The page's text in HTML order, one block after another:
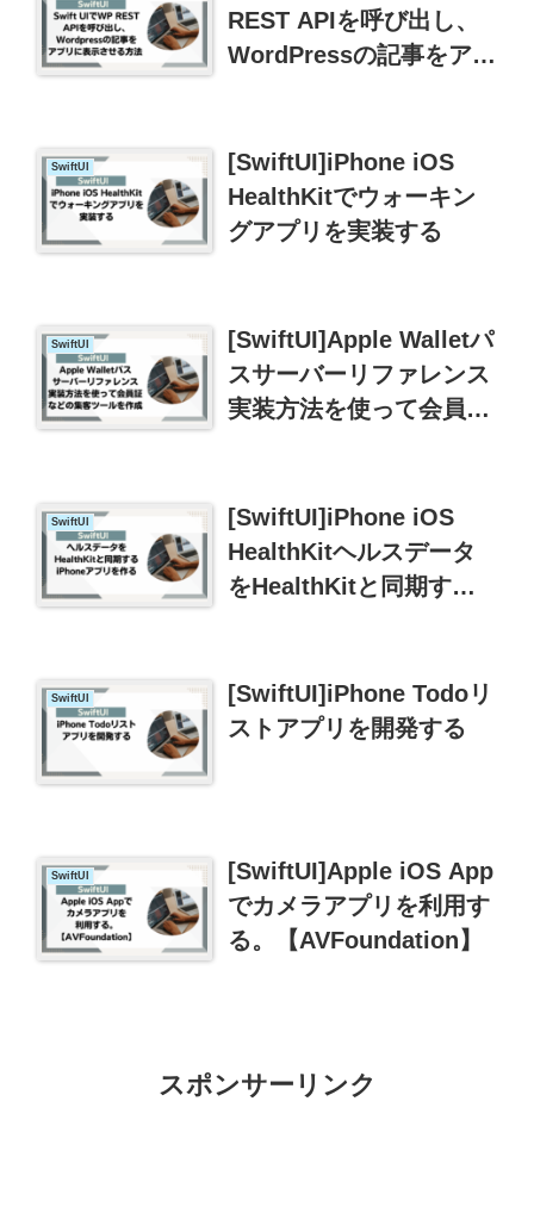
REST APIを呼び出し、
WordPressの記事をアプ
SwiftUI
[SwiftUI]iPhone iOS
HealthKitでウォーキン
グアプリを実装する
SwiftUI
[SwiftUI]Apple Walletパ
スサーバーリファレンス
実装方法を使って会員証
SwiftUI
[SwiftUI]iPhone iOS
HealthKitヘルスデータ
をHealthKitと同期する
SwiftUI
[SwiftUI]iPhone Todoリ
ストアプリを開発する
SwiftUI
[SwiftUI]Apple iOS App
でカメラアプリを利用す
る。【AVFoundation】
スポンサーリンク